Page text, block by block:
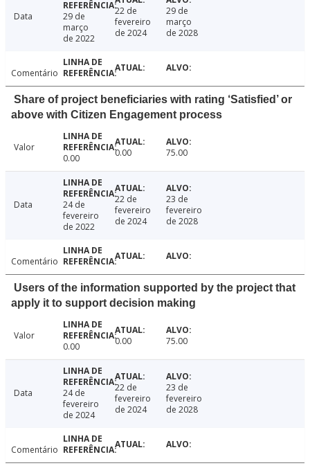
Data
29 de
março
de 2022
22 de
fevereiro
de 2024
29 de
março
de 2028
Comentário
Share of project beneficiaries with rating ‘Satisfied’ or
above with Citizen Engagement process
Valor
0.00
0.00 75.00
Data
24 de
fevereiro
de 2022
22 de
fevereiro
de 2024
23 de
fevereiro
de 2028
Comentário
Users of the information supported by the project that
apply it to support decision making
Valor
0.00
0.00 75.00
Data
24 de
fevereiro
de 2024
22 de
fevereiro
de 2024
23 de
fevereiro
de 2028
Comentário